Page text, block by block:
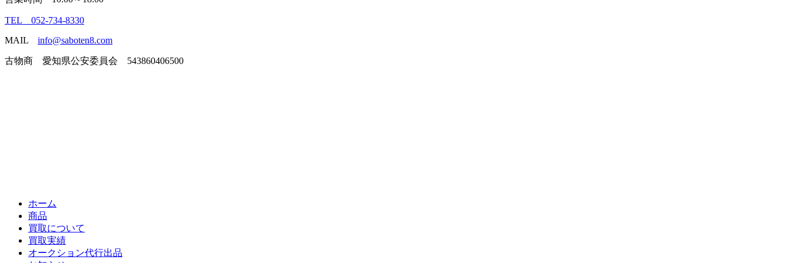
TEL 052-734-8330
MAIL info@saboten8.com
古物商 愛知県公安委員会 543860406500
ホーム
商品
買取について
買取実績
オークション代行出品